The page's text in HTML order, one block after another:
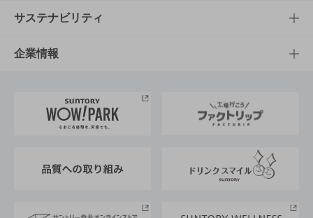
商品発売情報
栄養成分一覧
キャンペーン
工場見学
地域情報
文化・スポーツTOP
サントリーホール
サントリーサンバーズ大阪
サステナビリティ
サステナビリティTOP
サントリーが考えるサステナビリティ経営
企業情報
企業概要